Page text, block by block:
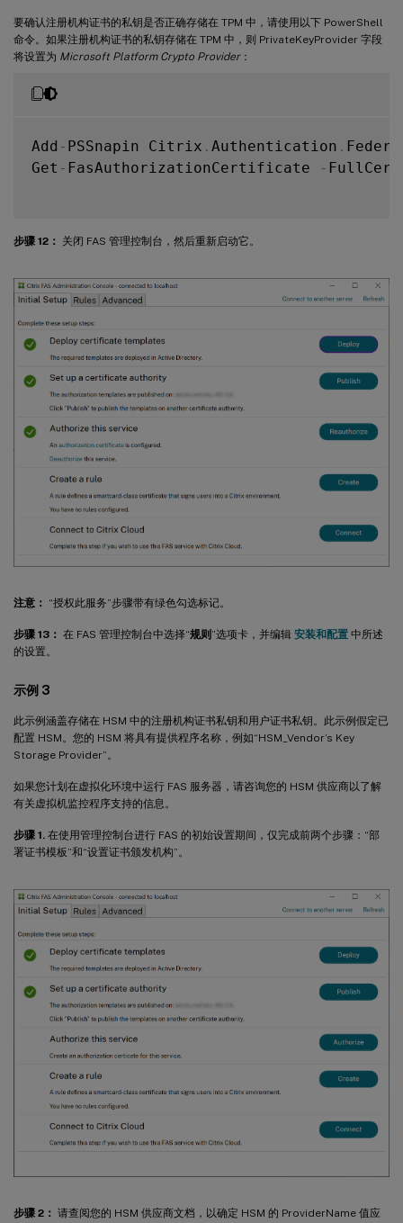
要确认注册机构证书的私钥是否正确存储在 TPM 中，请使用以下 PowerShell
命令。如果注册机构证书的私钥存储在 TPM 中，则 PrivateKeyProvider 字段
将设置为 Microsoft Platform Crypto Provider：
Add - PSSnapin Citrix . Authentication .
Get - FasAuthorizationCertificate -
步骤 12： 关闭 FAS 管理控制台，然后重新启动它。
注意： “授权此服务”步骤带有绿色勾选标记。
步骤 13： 在 FAS 管理控制台中选择“规则 ”选项卡，并编辑 安装和配置 中所述
的设置。
示例 3
此示例涵盖存储在 HSM 中的注册机构证书私钥和用户证书私钥。此示例假定已
配置 HSM。您的 HSM 将具有提供程序名称，例如“HSM_Vendor’s Key
Storage Provider”。
如果您计划在虚拟化环境中运行 FAS 服务器，请咨询您的 HSM 供应商以了解
有关虚拟机监控程序支持的信息。
步骤 1. 在使用管理控制台进行 FAS 的初始设置期间，仅完成前两个步骤：“部
署证书模板”和“设置证书颁发机构”。
步骤 2： 请查阅您的 HSM 供应商文档，以确定 HSM 的 ProviderName 值应